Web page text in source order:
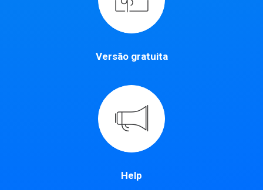
Versão gratuita
Help